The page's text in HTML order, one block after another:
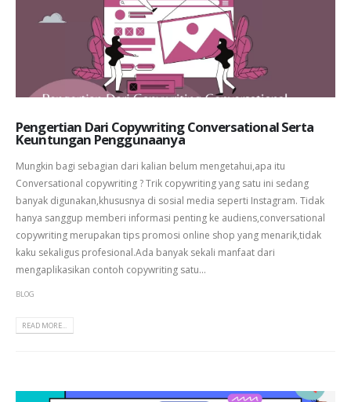
Pengertian Dari Copywriting Conversational Serta
Keuntungan Penggunaanya
Mungkin bagi sebagian dari kalian belum mengetahui,apa itu
Conversational copywriting ? Trik copywriting yang satu ini sedang
banyak digunakan,khususnya di sosial media seperti Instagram. Tidak
hanya sanggup memberi informasi penting ke audiens,conversational
copywriting merupakan tips promosi online shop yang menarik,tidak
kaku sekaligus profesional.Ada banyak sekali manfaat dari
mengaplikasikan contoh copywriting satu...
BLOG
READ MORE...